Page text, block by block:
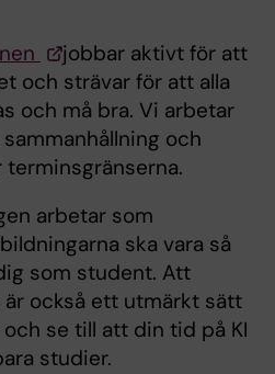
jobbar aktivt för att
och strävar för att alla
och må bra. Vi arbetar
och
arbetar som
ska vara så
som student. Att
är också ett utmärkt sätt
se till att din tid på KI
studier.